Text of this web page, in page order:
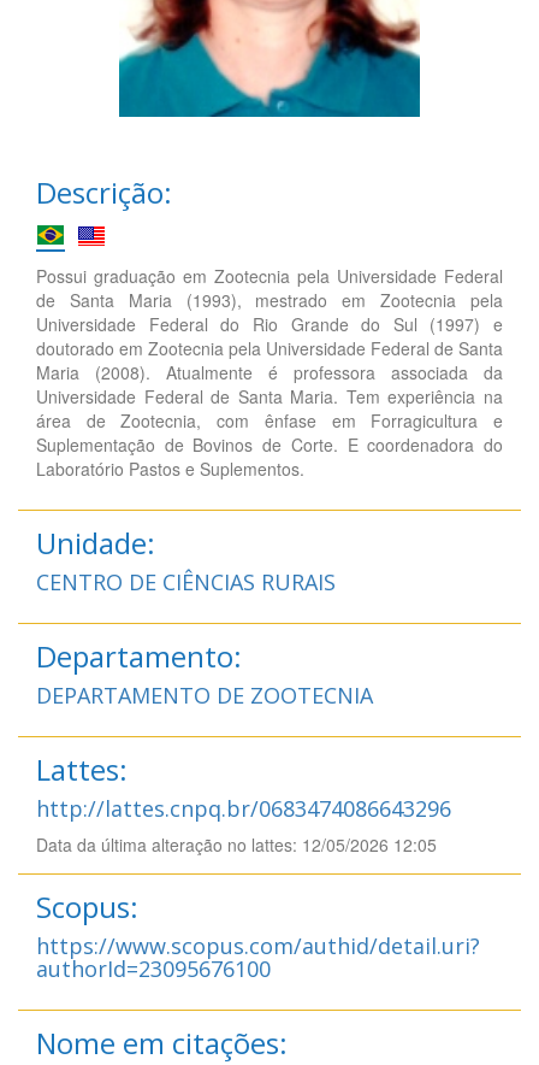
Descrição:
Possui graduação em Zootecnia pela Universidade Federal
de Santa Maria (1993), mestrado em Zootecnia pela
Universidade Federal do Rio Grande do Sul (1997) e
doutorado em Zootecnia pela Universidade Federal de Santa
Maria (2008). Atualmente é professora associada da
Universidade Federal de Santa Maria. Tem experiência na
área de Zootecnia, com ênfase em Forragicultura e
Suplementação de Bovinos de Corte. E coordenadora do
Laboratório Pastos e Suplementos.
Unidade:
CENTRO DE CIÊNCIAS RURAIS
Departamento:
DEPARTAMENTO DE ZOOTECNIA
Lattes:
http://lattes.cnpq.br/0683474086643296
Data da última alteração no lattes: 12/05/2026 12:05
Scopus:
https://www.scopus.com/authid/detail.uri?
authorId=23095676100
Nome em citações: